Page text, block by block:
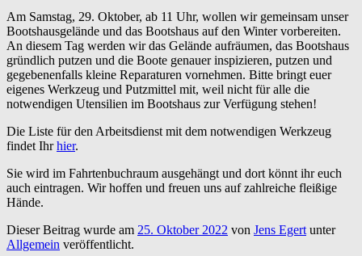
Am Samstag, 29. Oktober, ab 11 Uhr, wollen wir gemeinsam unser
Bootshausgelände und das Bootshaus auf den Winter vorbereiten.
An diesem Tag werden wir das Gelände aufräumen, das Bootshaus
gründlich putzen und die Boote genauer inspizieren, putzen und
gegebenenfalls kleine Reparaturen vornehmen. Bitte bringt euer
eigenes Werkzeug und Putzmittel mit, weil nicht für alle die
notwendigen Utensilien im Bootshaus zur Verfügung stehen!
Die Liste für den Arbeitsdienst mit dem notwendigen Werkzeug
findet Ihrhier.
Sie wird im Fahrtenbuchraum ausgehängt und dort könnt ihr euch
auch eintragen. Wir hoffen und freuen uns auf zahlreiche fleißige
Hände.
Dieser Beitrag wurde am 25. Oktober 2022 von Jens Egert unter
Allgemein veröffentlicht.